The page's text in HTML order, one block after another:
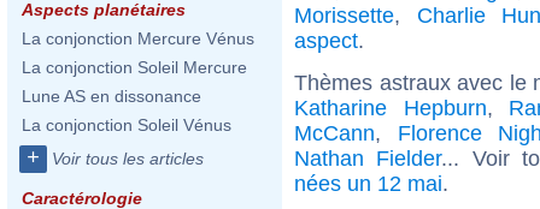
Aspects planétaires
La conjonction Mercure Vénus
La conjonction Soleil Mercure
Lune AS en dissonance
La conjonction Soleil Vénus
+ Voir tous les articles
Caractérologie
Morissette, Charlie
aspect.
Thèmes astraux avec le
Katharine Hepburn,
McCann, Florence
Nathan Fielder... Voir
nées un 12 mai.